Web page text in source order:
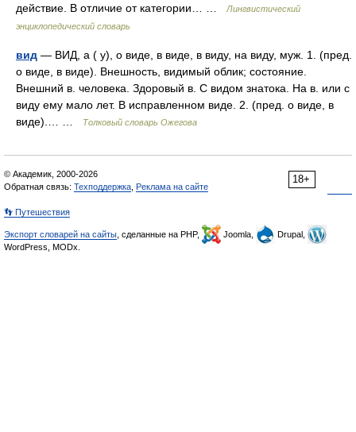
действие. В отличие от категории… …
Лингвистический
энциклопедический словарь
вид — ВИД, а ( у), о виде, в виде, в виду, на виду, муж. 1. (пред.
о виде, в виде). Внешность, видимый облик; состояние.
Внешний в. человека. Здоровый в. С видом знатока. На в. или с
виду ему мало лет. В исправленном виде. 2. (пред. о виде, в
виде).… …
Толковый словарь Ожегова
18+
© Академик, 2000-2026
Обратная связь: Техподдержка Реклама на сайте
👣 Путешествия
Экспорт словарей на сайты , сделанные на PHP, Joomla,
Drupal,
WordPress, MODx.